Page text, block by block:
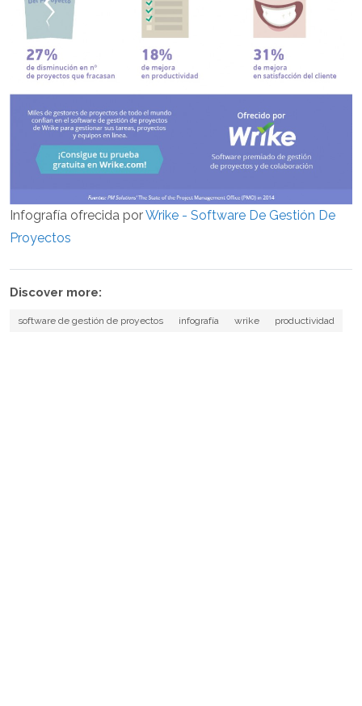
Infografía ofrecida porWrike - Software De Gestión De
Proyectos
Discover more:
software de gestión de proyectos infografía wrike productividad